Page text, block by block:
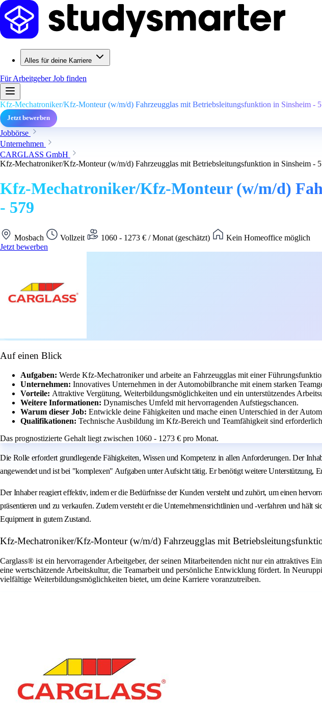
Alles für deine Karriere
Für ArbeitgeberJob finden
Kfz-Mechatroniker/Kfz-Monteur (w/m/d) Fahrzeugglas mit Betriebsleitungsfunktion in Sinsheim -
Jetzt bewerben
Jobbörse
Unternehmen
CARGLASS GmbH
Kfz-Mechatroniker/Kfz-Monteur (w/m/d) Fahrzeugglas mit Betriebsleitungsfunktion in Sinsheim -
Kfz-Mechatroniker/Kfz-Monteur (w/m/d)
- 579
Mosbach Vollzeit 1060 - 1273 € / Monat (geschätzt)
Kein Homeoffice möglich
Jetzt bewerben
Auf einen Blick
Aufgaben: Werde Kfz-Mechatroniker und arbeite an Fahrzeugglas mit einer
Unternehmen: Innovatives Unternehmen in der Automobilbranche mit einem starken
Vorteile: Attraktive Vergütung, Weiterbildungsmöglichkeiten und ein unterstützendes
Weitere Informationen: Dynamisches Umfeld mit hervorragenden Aufstiegschancen.
Warum dieser Job: Entwickle deine Fähigkeiten und mache einen Unterschied in der
Qualifikationen: Technische Ausbildung im Kfz-Bereich und Teamfähigkeit sind
Das prognostizierte Gehalt liegt zwischen 1060 - 1273 € pro Monat.
Die Rolle erfordert grundlegende Fähigkeiten, Wissen und Kompetenz in allen Anforderungen. Der
angewendet und ist bei "komplexen" Aufgaben unter Aufsicht tätig. Er benötigt weitere Unterstützung,
Der Inhaber reagiert effektiv, indem er die Bedürfnisse der Kunden versteht und zuhört, um einen
präsentieren und zu verkaufen. Zudem versteht er die Unternehmensrichtlinien und -verfahren und hält
Equipment in gutem Zustand.
Kfz-Mechatroniker/Kfz-Monteur (w/m/d) Fahrzeugglas mit
Carglass® ist ein hervorragender Arbeitgeber, der seinen Mitarbeitenden nicht nur ein attraktives
eine wertschätzende Arbeitskultur, die Teamarbeit und persönliche Entwicklung fördert. In
vielfältige Weiterbildungsmöglichkeiten bietet, um deine Karriere voranzutreiben.